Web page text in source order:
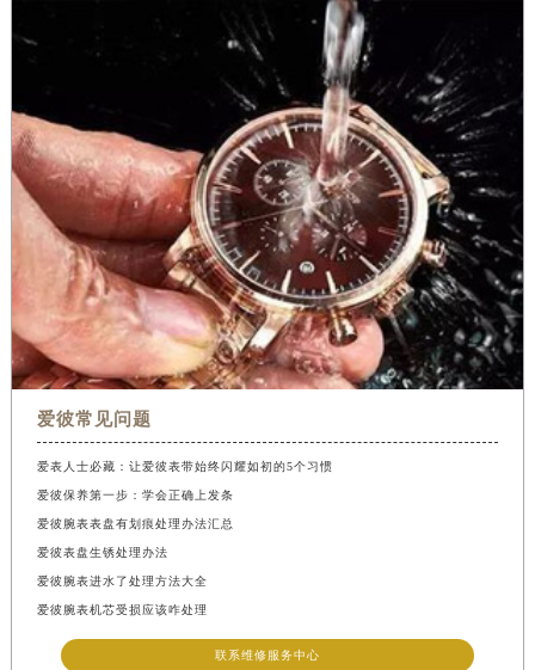
爱彼常见问题
爱表人士必藏：让爱彼表带始终闪耀如初的5个习惯
爱彼保养第一步：学会正确上发条
爱彼腕表表盘有划痕处理办法汇总
爱彼表盘生锈处理办法
爱彼腕表进水了处理方法大全
爱彼腕表机芯受损应该咋处理
联系维修服务中心